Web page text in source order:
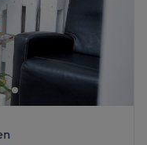
modernen Thailands
im
eine
Reise ins Kölner
dich verwöhnen!
entführt den